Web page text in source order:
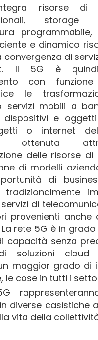
risorse di
storage
programmabile,
e dinamico
convergenza di
Il 5G è
con
le
servizi mobili a
dispositivi e
o internet
ottenuta
delle risorse
di modelli
di
tradizionalmente
di
provenienti anche
rete 5G è in
capacità senza
di soluzioni cloud
maggior grado di
le cose in tutti i
diverse casistiche
vita della